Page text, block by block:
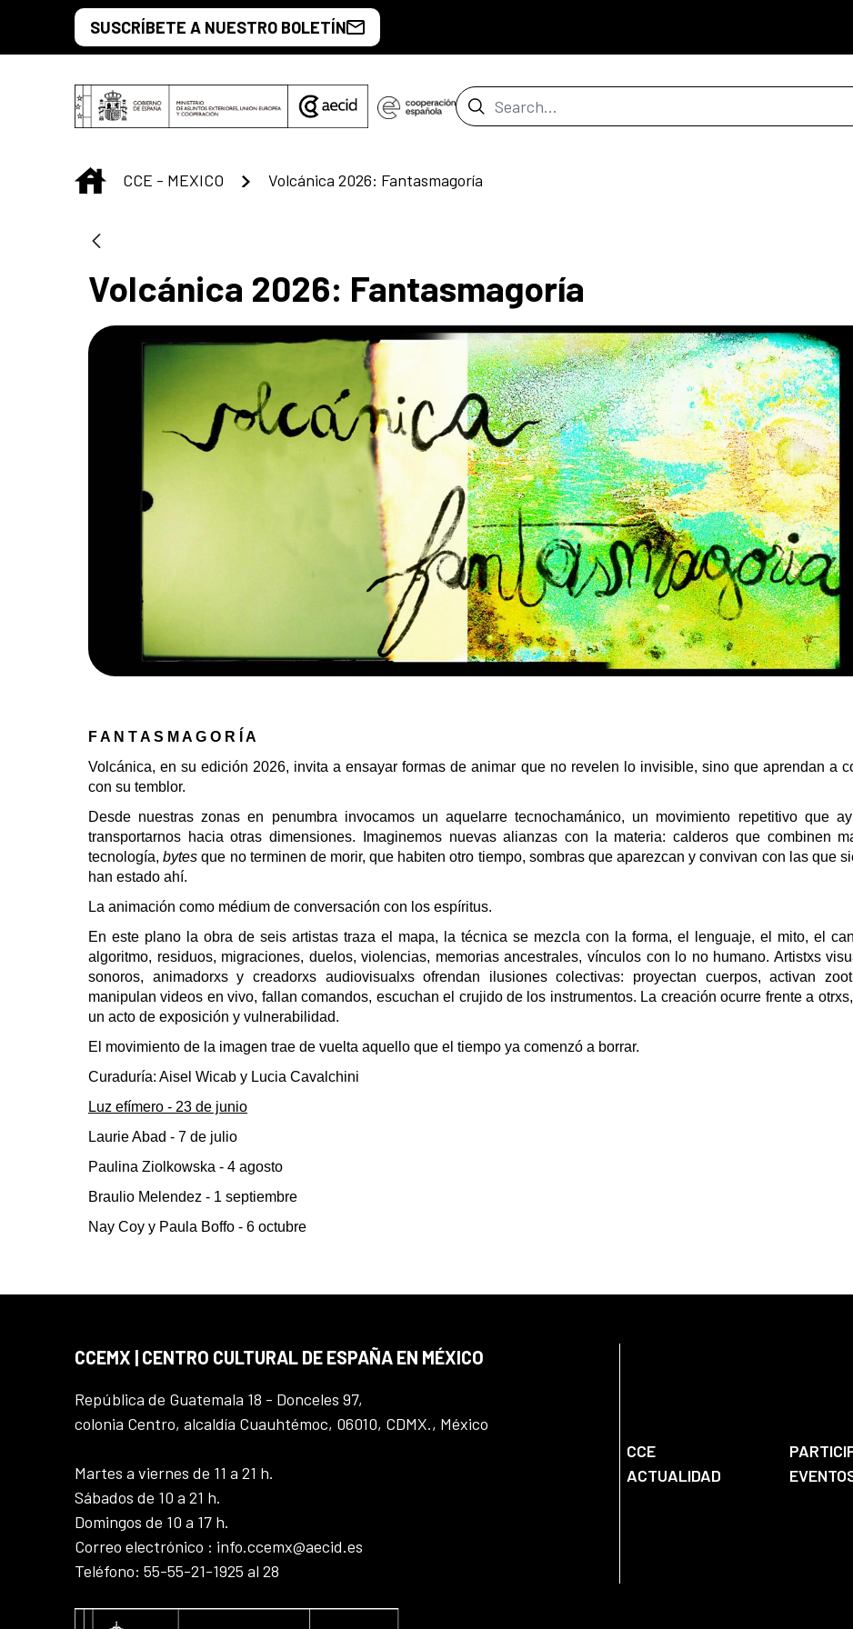
Skip to Main ContentSUSCRÍBETE A NUESTRO BOLETÍN
Search Bar
INICIO
CCE - MEXICO Volcánica 2026: Fantasmagoría
Volcánica 2026: Fantasmagoría
F A N T A S M A G O R Í A
Volcánica, en su edición 2026, invita a ensayar formas de animar que no revelen lo invisible, sino que aprendan a
con su temblor.
Desde nuestras zonas en penumbra invocamos un aquelarre tecnochamánico, un movimiento repetitivo que
transportarnos hacia otras dimensiones. Imaginemos nuevas alianzas con la materia: calderos que combinen
tecnología,bytesque no terminen de morir, que habiten otro tiempo, sombras que aparezcan y convivan con las que
han estado ahí.
La animación como médium de conversación con los espíritus.
En este plano la obra de seis artistas traza el mapa, la técnica se mezcla con la forma, el lenguaje, el mito, el
algoritmo, residuos, migraciones, duelos, violencias, memorias ancestrales, vínculos con lo no humano. Artistxs
sonoros, animadorxs y creadorxs audiovisualxs ofrendan ilusiones colectivas: proyectan cuerpos, activan
manipulan videos en vivo, fallan comandos, escuchan el crujido de los instrumentos. La creación ocurre frente a
un acto de exposición y vulnerabilidad.
El movimiento de la imagen trae de vuelta aquello que el tiempo ya comenzó a borrar.
Curaduría: Aisel Wicab y Lucia Cavalchini
Luz efímero - 23 de junio
Laurie Abad - 7 de julio
Paulina Ziolkowska - 4 agosto
Braulio Melendez - 1 septiembre
Nay Coy y Paula Boffo - 6 octubre
CCEMX | CENTRO CULTURAL DE ESPAÑA EN MÉXICO
República de Guatemala 18 - Donceles 97,
colonia Centro, alcaldía Cuauhtémoc, 06010, CDMX., México
Martes a viernes de 11 a 21 h.
Sábados de 10 a 21 h.
Domingos de 10 a 17 h.
Correo electrónico : info.ccemx@aecid.es
Teléfono: 55-55-21-1925 al 28
CCE
ACTUALIDAD